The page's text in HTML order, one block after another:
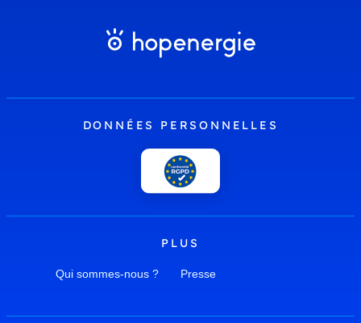
DONNÉES PERSONNELLES
PLUS
Qui sommes-nous ? Presse